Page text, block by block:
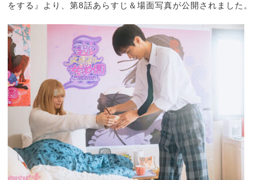
をする』より、第8話あらすじ＆場面写真が公開されました。